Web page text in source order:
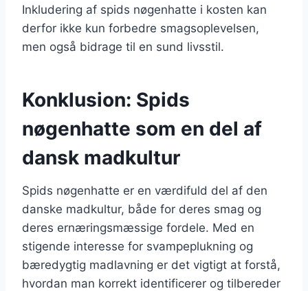
Inkludering af spids nøgenhatte i kosten kan
derfor ikke kun forbedre smagsoplevelsen,
men også bidrage til en sund livsstil.
Konklusion: Spids
nøgenhatte som en del af
dansk madkultur
Spids nøgenhatte er en værdifuld del af den
danske madkultur, både for deres smag og
deres ernæringsmæssige fordele. Med en
stigende interesse for svampeplukning og
bæredygtig madlavning er det vigtigt at forstå,
hvordan man korrekt identificerer og tilbereder